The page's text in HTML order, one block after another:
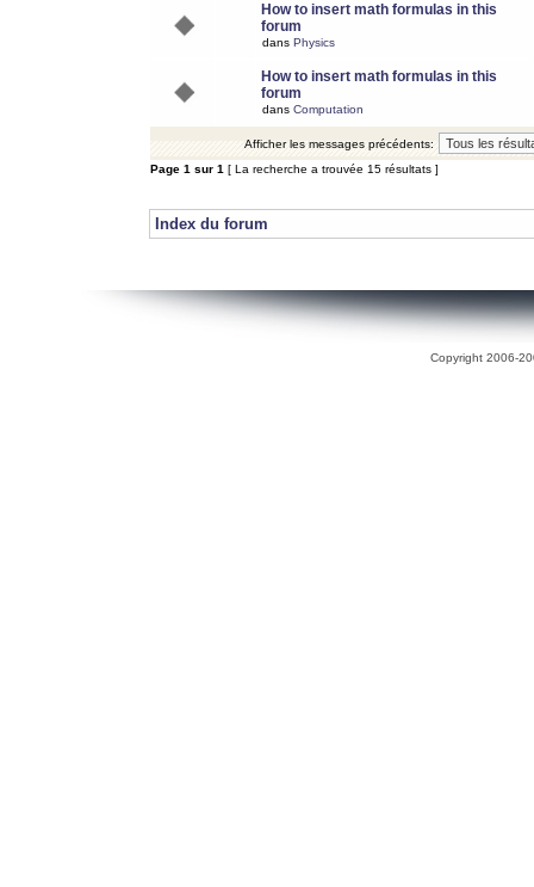
How to insert math formulas in this
forum
dans Physics
How to insert math formulas in this
forum
dans Computation
Afficher les messages précédents:
Page 1 sur 1 [ La recherche a trouvée 15 résultats ]
Index du forum
Copyright 2006-